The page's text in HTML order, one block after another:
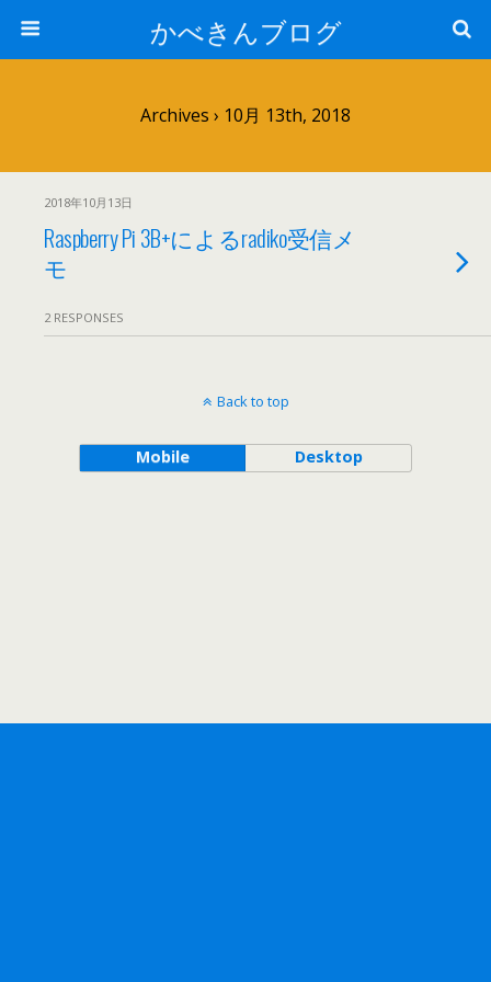
かべきんブログ
Archives › 10月 13th, 2018
2018年10月13日
Raspberry Pi 3B+によるradiko受信メ
モ
2 RESPONSES
Back to top
Mobile Desktop